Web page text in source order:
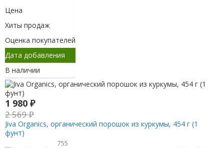
Цена
Хиты продаж
Оценка покупателей
Дата добавления
В наличии
1 980 ₽
2 569₽
Jiva Organics, органический порошок из куркумы, 454 г (1
фунт)
755